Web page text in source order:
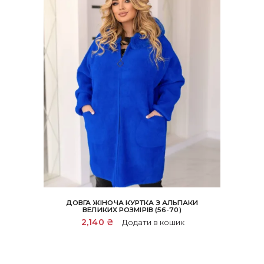
ДОВГА ЖІНОЧА КУРТКА З АЛЬПАКИ
ВЕЛИКИХ РОЗМІРІВ (56-70)
2,140 ₴ Додати в кошик